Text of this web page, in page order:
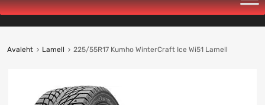
Avaleht Lamell 225/55R17 Kumho WinterCraft Ice Wi51 Lamell